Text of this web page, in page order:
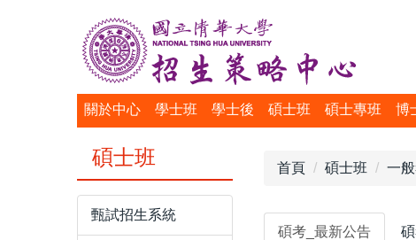
關於中心 學士班 學士後 碩士班 碩士專班 博
碩士班
甄試招生系統
首頁 碩士班 一
碩考_最新公告